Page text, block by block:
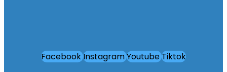
FacebookInstagramYoutubeTiktok